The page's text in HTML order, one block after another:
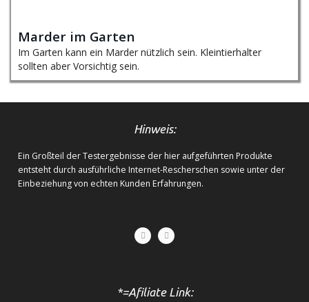
Marder im Garten
Im Garten kann ein Marder nützlich sein. Kleintierhalter
sollten aber Vorsichtig sein.
Hinweis:
Ein Großteil der Testergebnisse der hier aufgeführten Produkte
entsteht durch ausführliche Internet-Rescherschen sowie unter der
Einbeziehung von echten Kunden Erfahrungen.
*=Afiliate Link: